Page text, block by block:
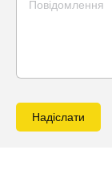
Надіслати